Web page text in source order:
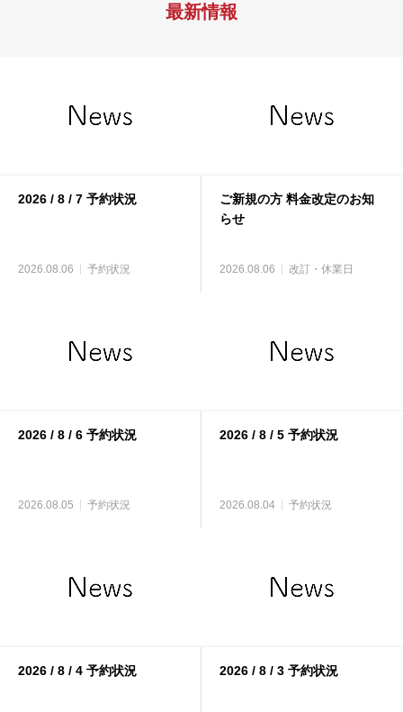
最新情報
2026 / 8 / 7 予約状況
2026.08.06 予約状況
ご新規の方 料金改定のお知
らせ
2026.08.06 改訂・休業日
2026 / 8 / 6 予約状況
2026.08.05 予約状況
2026 / 8 / 5 予約状況
2026.08.04 予約状況
2026 / 8 / 4 予約状況 2026 / 8 / 3 予約状況